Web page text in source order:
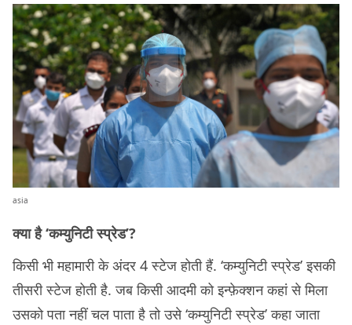
asia
क्या है ‘कम्युनिटी स्प्रेड’?
किसी भी महामारी के अंदर 4 स्टेज होती हैं. ‘कम्युनिटी स्प्रेड’ इसकी
तीसरी स्टेज होती है. जब किसी आदमी को इन्फ़ेक्शन कहां से मिला
उसको पता नहीं चल पाता है तो उसे ‘कम्युनिटी स्प्रेड’ कहा जाता